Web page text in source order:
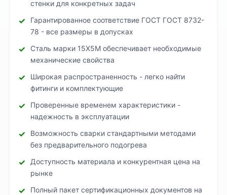
стенки для конкретных задач
Гарантированное соответствие ГОСТ ГОСТ 8732-
78 - все размеры в допусках
Сталь марки 15Х5М обеспечивает необходимые
механические свойства
Широкая распространенность - легко найти
фитинги и комплектующие
Проверенные временем характеристики -
надежность в эксплуатации
Возможность сварки стандартными методами
без предварительного подогрева
Доступность материала и конкурентная цена на
рынке
Полный пакет сертификационных документов на